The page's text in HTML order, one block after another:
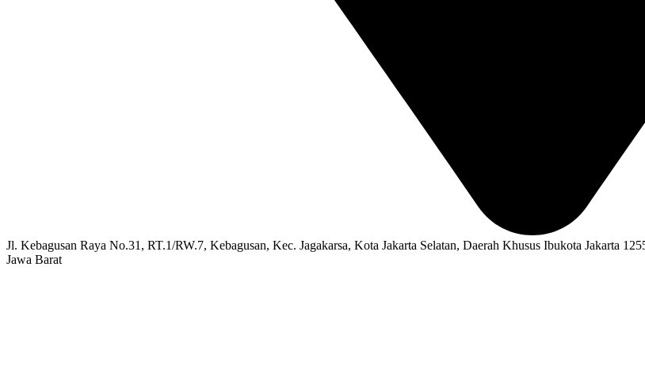
Jl. Kebagusan Raya No.31, RT.1/RW.7, Kebagusan, Kec. Jagakarsa, Kota Jakarta Selatan, Daerah Khusus Ibukota Jakarta
Jawa Barat